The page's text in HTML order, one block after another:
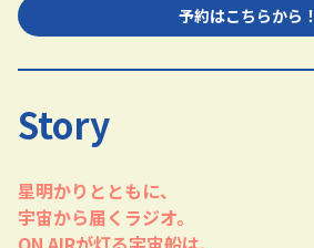
予約はこちらから！
Story
星明かりとともに、
宇宙から届くラジオ。